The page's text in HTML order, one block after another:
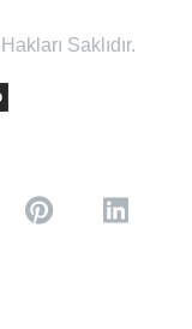
Saklıdır.